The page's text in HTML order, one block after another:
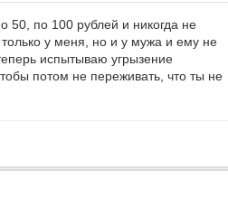
50, по 100 рублей и никогда не
у меня, но и у мужа и ему не
испытываю угрызение
потом не переживать, что ты не